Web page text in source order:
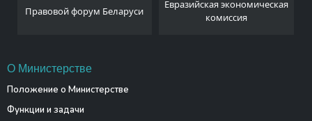
комиссия
статистический комитет
Республики Беларусь
О Министерстве
Положение о Министерстве
Функции и задачи